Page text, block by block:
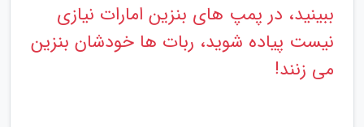
ببینید، در پمپ های بنزین امارات نیازی
نیست پیاده شوید، ربات ها خودشان بنزین
می زنند!